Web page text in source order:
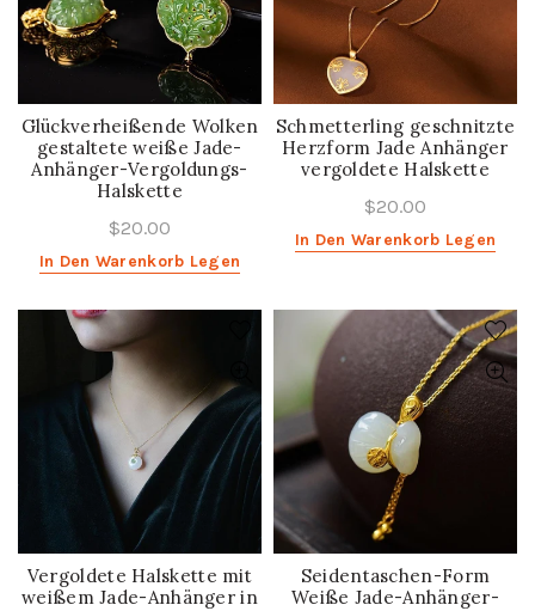
Glückverheißende Wolken
gestaltete weiße Jade-
Anhänger-Vergoldungs-
Halskette
$20.00
In Den Warenkorb Legen
Schmetterling geschnitzte
Herzform Jade Anhänger
vergoldete Halskette
$20.00
In Den Warenkorb Legen
Vergoldete Halskette mit
weißem Jade-Anhänger in
Seidentaschen-Form
Weiße Jade-Anhänger-